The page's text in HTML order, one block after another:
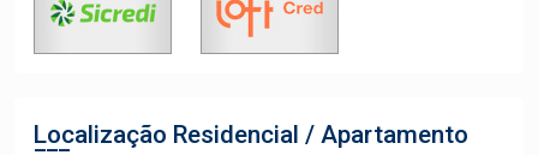
Localização Residencial / Apartamento